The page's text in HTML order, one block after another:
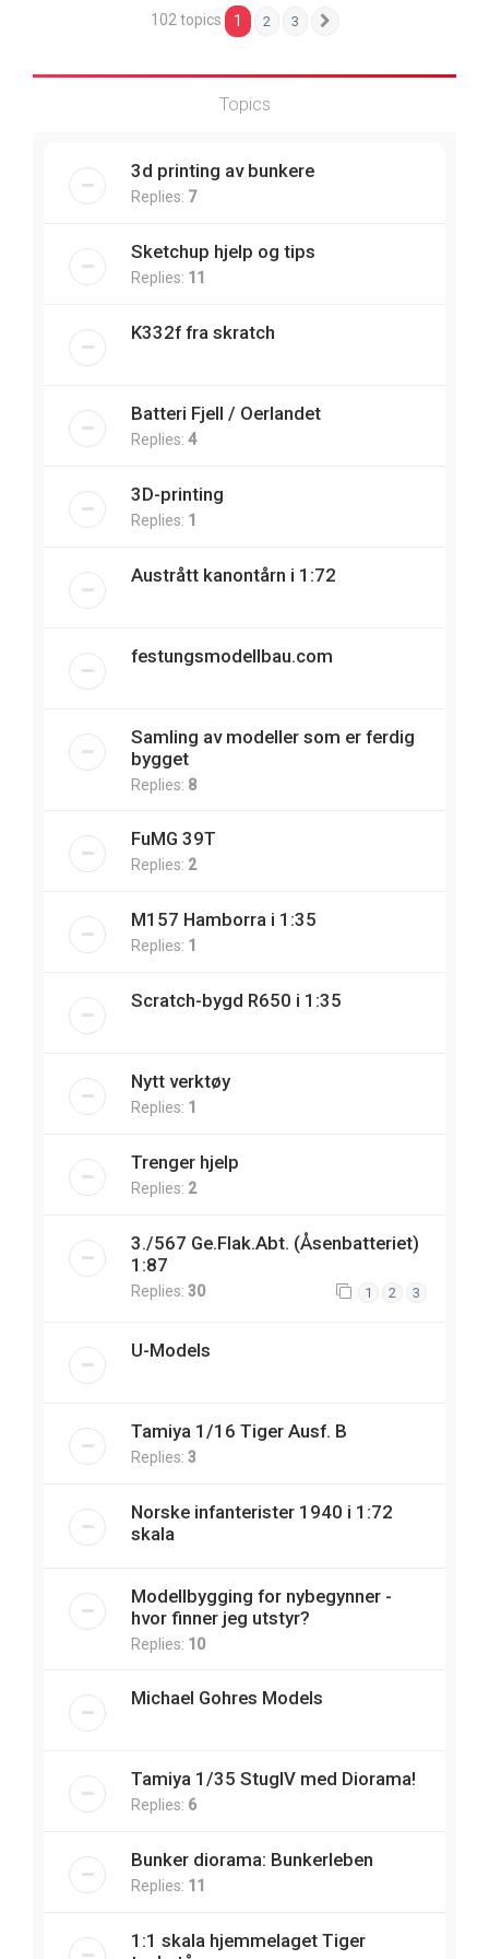
102 topics 1 2 3
Topics
3d printing av bunkere
Replies: 7
Sketchup hjelp og tips
Replies: 11
K332f fra skratch
Batteri Fjell / Oerlandet
Replies: 4
3D-printing
Replies: 1
Austrått kanontårn i 1:72
festungsmodellbau.com
Samling av modeller som er ferdig
bygget
Replies: 8
FuMG 39T
Replies: 2
M157 Hamborra i 1:35
Replies: 1
Scratch-bygd R650 i 1:35
Nytt verktøy
Replies: 1
Trenger hjelp
Replies: 2
3./567 Ge.Flak.Abt. (Åsenbatteriet)
1:87
Replies: 30 1 2 3
U-Models
Tamiya 1/16 Tiger Ausf. B
Replies: 3
Norske infanterister 1940 i 1:72
skala
Modellbygging for nybegynner -
hvor finner jeg utstyr?
Replies: 10
Michael Gohres Models
Tamiya 1/35 StugIV med Diorama!
Replies: 6
Bunker diorama: Bunkerleben
Replies: 11
1:1 skala hjemmelaget Tiger